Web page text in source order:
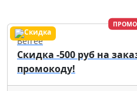
Befree
Скидка -500 руб на
промокоду!